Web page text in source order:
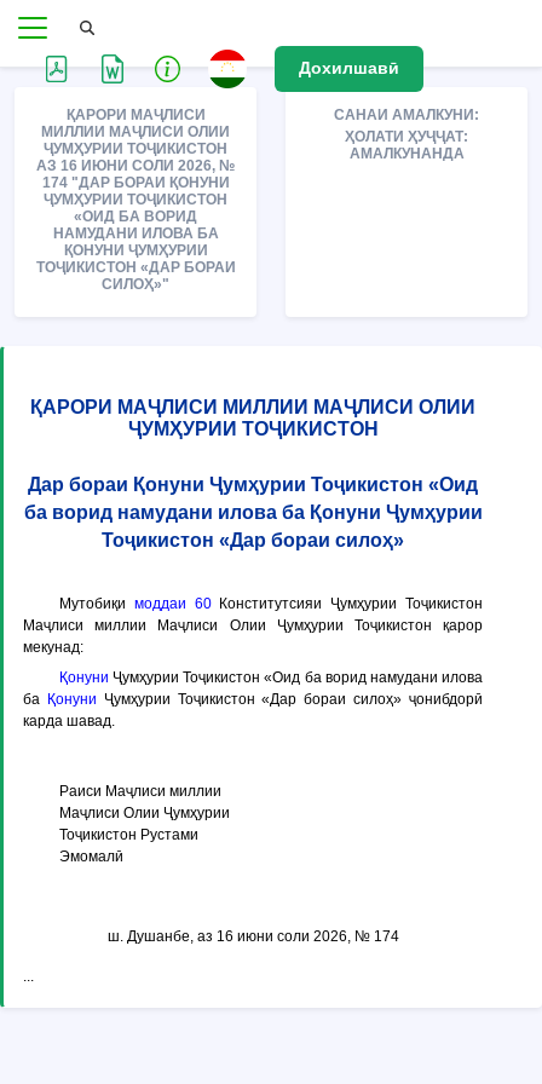
Дохилшавӣ
ҚАРОРИ МАҶЛИСИ
МИЛЛИИ МАҶЛИСИ ОЛИИ
ҶУМҲУРИИ ТОҶИКИСТОН
АЗ 16 ИЮНИ СОЛИ 2026, №
174 "ДАР БОРАИ ҚОНУНИ
ҶУМҲУРИИ ТОҶИКИСТОН
«ОИД БА ВОРИД
НАМУДАНИ ИЛОВА БА
ҚОНУНИ ҶУМҲУРИИ
ТОҶИКИСТОН «ДАР БОРАИ
СИЛОҲ»"
САНАИ АМАЛКУНИ:
ҲОЛАТИ ҲУҶҶАТ:
АМАЛКУНАНДА
ҚАРОРИ МАҶЛИСИ МИЛЛИИ МАҶЛИСИ ОЛИИ
ҶУМҲУРИИ ТОҶИКИСТОН
Дар бораи Қонуни Ҷумҳурии Тоҷикистон «Оид
ба ворид намудани илова ба Қонуни Ҷумҳурии
Тоҷикистон «Дар бораи силоҳ»
Мутобиқи моддаи 60Конститутсияи Ҷумҳурии Тоҷикистон
Маҷлиси миллии Маҷлиси Олии Ҷумҳурии Тоҷикистон қарор
мекунад:
Қонуни Ҷумҳурии Тоҷикистон «Оид ба ворид намудани илова
ба Қонуни Ҷумҳурии Тоҷикистон «Дар бораи силоҳ» ҷонибдорӣ
карда шавад.
Раиси Маҷлиси миллии
Маҷлиси Олии Ҷумҳурии
Тоҷикистон Рустами
Эмомалӣ
ш. Душанбе, аз 16 июни соли 2026, № 174
...